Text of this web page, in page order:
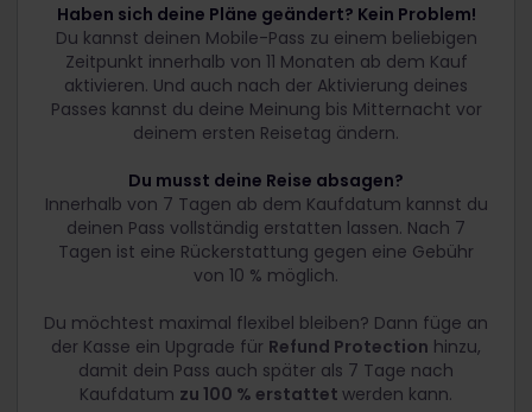
Haben sich deine Pläne geändert? Kein Problem!
Du kannst deinen Mobile-Pass zu einem beliebigen
Zeitpunkt innerhalb von 11 Monaten ab dem Kauf
aktivieren. Und auch nach der Aktivierung deines
Passes kannst du deine Meinung bis Mitternacht vor
deinem ersten Reisetag ändern.
Du musst deine Reise absagen?
Innerhalb von 7 Tagen ab dem Kaufdatum kannst du
deinen Pass vollständig erstatten lassen. Nach 7
Tagen ist eine Rückerstattung gegen eine Gebühr
von 10 % möglich.
Du möchtest maximal flexibel bleiben? Dann füge an
der Kasse ein Upgrade für Refund Protection hinzu,
damit dein Pass auch später als 7 Tage nach
Kaufdatum zu 100 % erstattet werden kann.